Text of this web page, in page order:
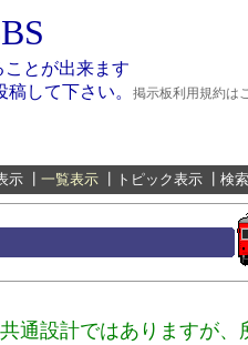
ことが出来ます
して下さい。
掲示板利用規約は
示 一覧表示 トピック表示 検索
通設計ではありますが、